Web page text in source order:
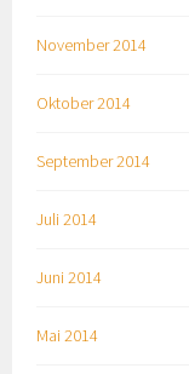
November 2014
Oktober 2014
September 2014
Juli 2014
Juni 2014
Mai 2014